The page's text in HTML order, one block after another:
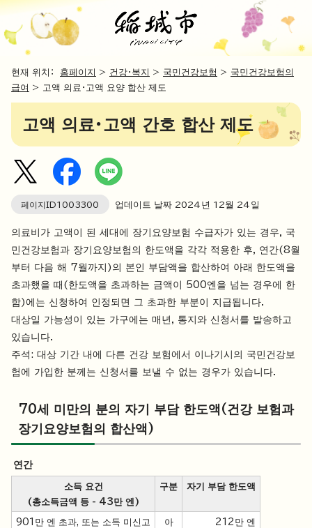
현재 위치： 홈페이지 > 건강・복지 > 국민건강보험 > 국민건강보험의
급여
> 고액 의료・고액 요양 합산 제도
고액 의료・고액 간호 합산 제도
페이지ID1003300 업데이트 날짜 2024 년 12월 24 일
의료비가 고액이 된 세대에 장기요양보험 수급자가 있는 경우, 국
민건강보험과 장기요양보험의 한도액을 각각 적용한 후, 연간(8월
부터 다음 해 7월까지)의 본인 부담액을 합산하여 아래 한도액을
초과했을 때(한도액을 초과하는 금액이 500엔을 넘는 경우에 한
함)에는 신청하여 인정되면 그 초과한 부분이 지급됩니다.
대상일 가능성이 있는 가구에는 매년, 통지와 신청서를 발송하고
있습니다.
주석: 대상 기간 내에 다른 건강 보험에서 이나기시의 국민건강보
험에 가입한 분께는 신청서를 보낼 수 없는 경우가 있습니다.
70세 미만의 분의 자기 부담 한도액(건강 보험과
장기요양보험의 합산액)
연간
소득 요건
(총소득금액 등 - 43만 엔)
구분 자기 부담 한도액
901만 엔 초과, 또는 소득 미신고 아 212만 엔